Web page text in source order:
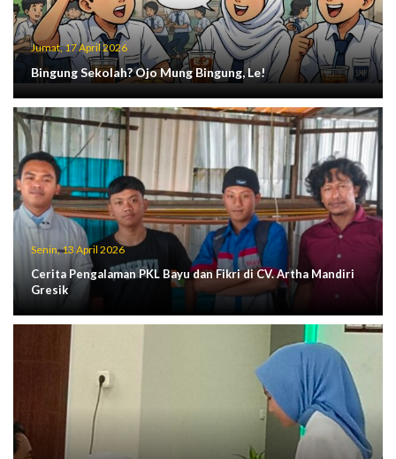
Jumat, 17 April 2026
Bingung Sekolah? Ojo Mung Bingung, Le!
Senin, 13 April 2026
Cerita Pengalaman PKL Bayu dan Fikri di CV. Artha Mandiri
Gresik